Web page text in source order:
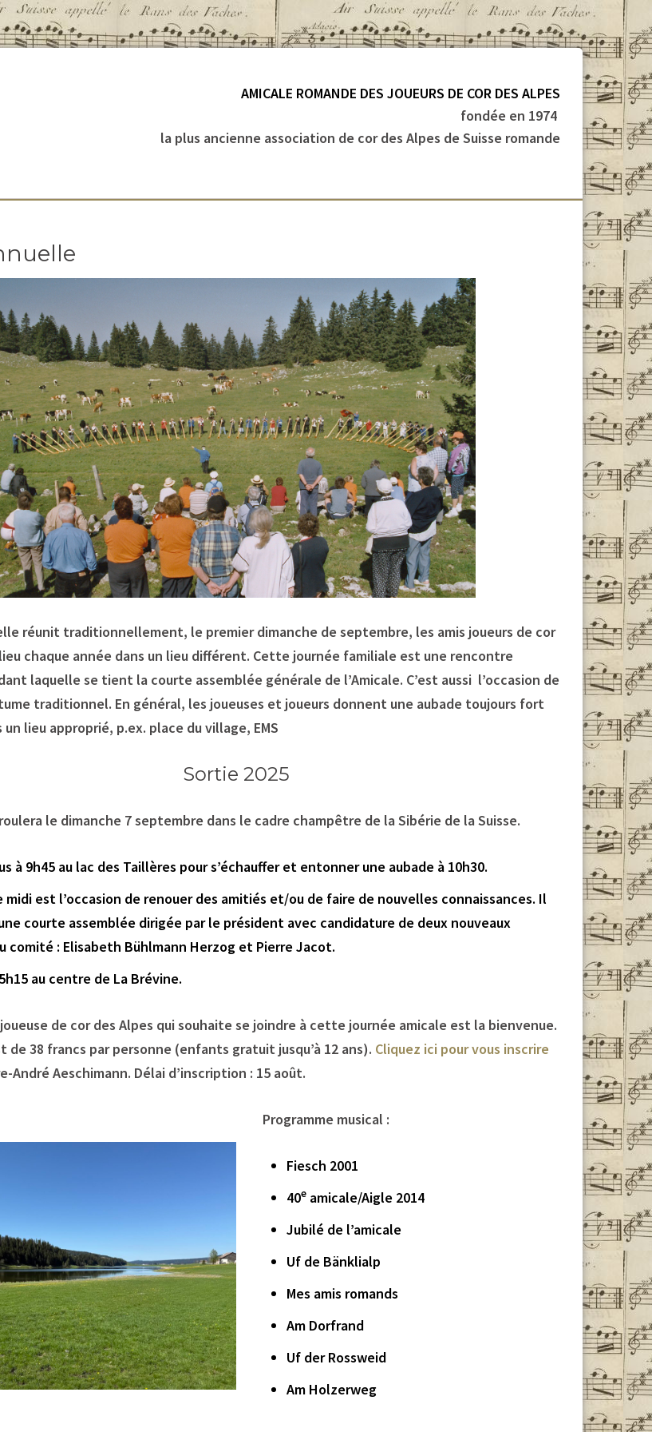
AMICALE ROMANDE DES JOUEURS DE COR DES ALPES
fondée en 1974
la plus ancienne association de cor des Alpes de Suisse romande
réunit traditionnellement, le premier dimanche de septembre, les amis joueurs de cor
chaque année dans un lieu différent. Cette journée familiale est une rencontre
laquelle se tient la courte assemblée générale de l’Amicale. C’est aussi l’occasion de
traditionnel. En général, les joueuses et joueurs donnent une aubade toujours fort
lieu approprié, p.ex. place du village, EMS
Sortie 2025
le dimanche 7 septembre dans le cadre champêtre de la Sibérie de la Suisse.
à 9h45 au lac des Taillères pour s’échauffer et entonner une aubade à 10h30.
midi est l’occasion de renouer des amitiés et/ou de faire de nouvelles connaissances. Il
courte assemblée dirigée par le président avec candidature de deux nouveaux
comité : Elisabeth Bühlmann Herzog et Pierre Jacot.
au centre de La Brévine.
de cor des Alpes qui souhaite se joindre à cette journée amicale est la bienvenue.
de 38 francs par personne (enfants gratuit jusqu’à 12 ans). Cliquez ici pour vous inscrire
André Aeschimann. Délai d’inscription : 15 août.
Programme musical :
Fiesch 2001
40eamicale/Aigle 2014
Jubilé de l’amicale
Uf de Bänklialp
Mes amis romands
Am Dorfrand
Uf der Rossweid
Am Holzerweg